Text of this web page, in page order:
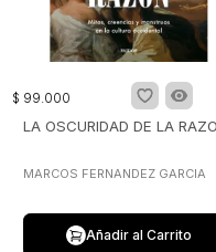
$ 99.000
LA OSCURIDAD DE LA
MARCOS FERNANDEZ GARCIA
Añadir al Carrito